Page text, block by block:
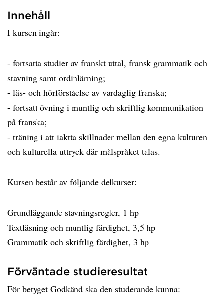
Innehåll
I kursen ingår:
- fortsatta studier av franskt uttal, fransk grammatik och
stavning samt ordinlärning;
- läs- och hörförståelse av vardaglig franska;
- fortsatt övning i muntlig och skriftlig kommunikation
på franska;
- träning i att iaktta skillnader mellan den egna kulturen
och kulturella uttryck där målspråket talas.
Kursen består av följande delkurser:
Grundläggande stavningsregler, 1 hp
Textläsning och muntlig färdighet, 3,5 hp
Grammatik och skriftlig färdighet, 3 hp
Förväntade studieresultat
För betyget Godkänd ska den studerande kunna: